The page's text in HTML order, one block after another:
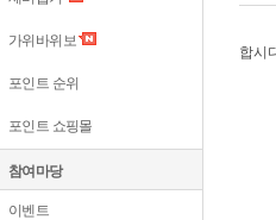
가위바위보
포인트 순위
포인트 쇼핑몰
참여마당
이벤트
합시